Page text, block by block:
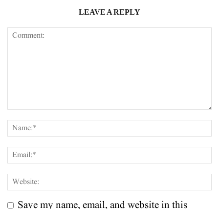
LEAVE A REPLY
Save my name, email, and website in this